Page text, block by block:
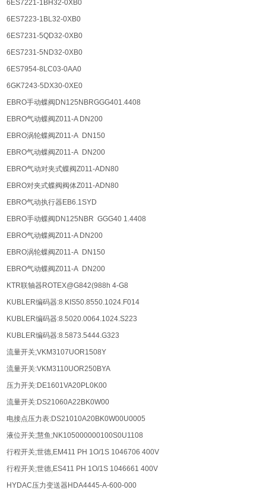
6ES7221-1BH32-0XB0
6ES7223-1BL32-0XB0
6ES7231-5QD32-0XB0
6ES7231-5ND32-0XB0
6ES7954-8LC03-0AA0
6GK7243-5DX30-0XE0
EBRO手动蝶阀DN125NBRGGG401.4408
EBRO气动蝶阀Z011-A DN200
EBRO涡轮蝶阀Z011-A DN150
EBRO气动蝶阀Z011-A DN200
EBRO气动对夹式蝶阀Z011-ADN80
EBRO对夹式蝶阀阀体Z011-ADN80
EBRO气动执行器EB6.1SYD
EBRO手动蝶阀DN125NBR GGG40 1.4408
EBRO气动蝶阀Z011-A DN200
EBRO涡轮蝶阀Z011-A DN150
EBRO气动蝶阀Z011-A DN200
KTR联轴器ROTEX@G842(988h 4-G8
KUBLER编码器:8.KIS50.8550.1024.F014
KUBLER编码器:8.5020.0064.1024.S223
KUBLER编码器:8.5873.5444.G323
流量开关;VKM3107UOR1508Y
流量开关:VKM3110UOR250BYA
压力开关:DE1601VA20PL0K00
流量开关:DS21060A22BK0W00
电接点压力表:DS21010A20BK0W00U0005
液位开关;慧鱼;NK105000000100S0U1108
行程开关;世德,EM411 PH 1O/1S 1046706 400V
行程开关;世德,ES411 PH 1O/1S 1046661 400V
HYDAC压力变送器HDA4445-A-600-000